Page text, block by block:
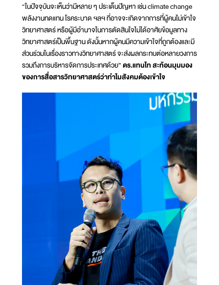
“ในปัจจุบันจะเห็นว่ามีหลาย ๆ ประเด็นปัญหา เช่น climate change
พลังงานทดแทน โรคระบาด ฯลฯ ที่อาจจะเกิดจากการที่ผู้คนไม่เข้าใจ
วิทยาศาสตร์ หรือผู้มีอำนาจในการตัดสินใจไม่ได้อาศัยข้อมูลทาง
วิทยาศาสตร์เป็นพื้นฐาน ดังนั้นหากผู้คนมีความเข้าใจที่ถูกต้องและมี
ส่วนร่วมในเรื่องราวทางวิทยาศาสตร์ จะส่งผลกระทบต่อหลายวงการ
รวมถึงการบริหารจัดการประเทศด้วย”ดร.แทนไท สะท้อนมุมมอง
ของการสื่อสารวิทยาศาสตร์ว่าทำไมสังคมต้องเข้าใจ